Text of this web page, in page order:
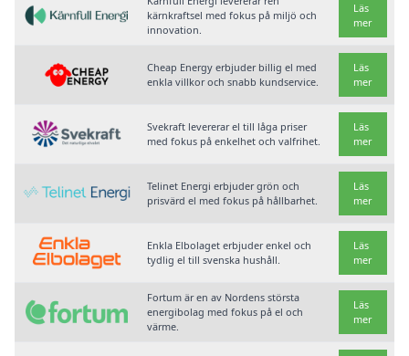
kärnkraftsel med fokus på miljö och
innovation.
Läs
mer
Cheap Energy erbjuder billig el med
enkla villkor och snabb kundservice.
Läs
mer
Svekraft levererar el till låga priser
med fokus på enkelhet och valfrihet.
Läs
mer
Telinet Energi erbjuder grön och
prisvärd el med fokus på hållbarhet.
Läs
mer
Enkla Elbolaget erbjuder enkel och
tydlig el till svenska hushåll.
Läs
mer
Fortum är en av Nordens största
energibolag med fokus på el och
värme.
Läs
mer